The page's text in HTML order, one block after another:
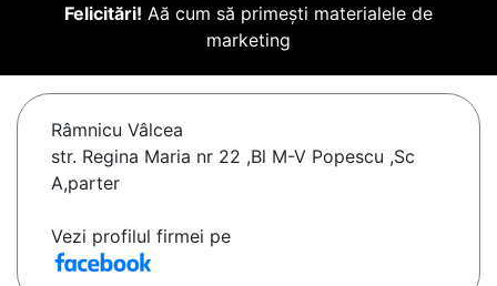
Felicitări! Aă cum să primești materialele de
marketing
Râmnicu Vâlcea
str. Regina Maria nr 22 ,Bl M-V Popescu ,Sc
A,parter
Vezi profilul firmei pe